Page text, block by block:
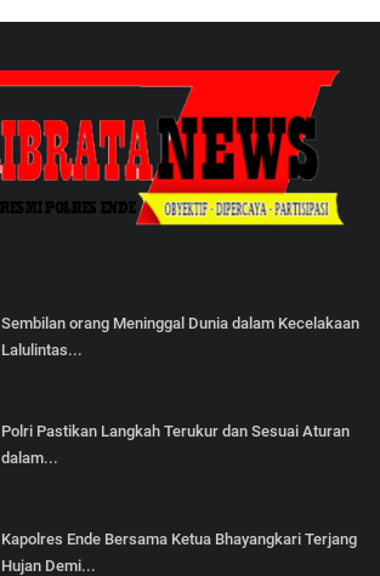
Sembilan orang Meninggal Dunia dalam Kecelakaan
Lalulintas...
Polri Pastikan Langkah Terukur dan Sesuai Aturan
dalam...
Kapolres Ende Bersama Ketua Bhayangkari Terjang
Hujan Demi...